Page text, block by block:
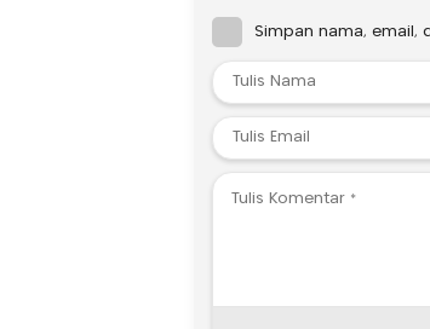
Simpan nama, email,